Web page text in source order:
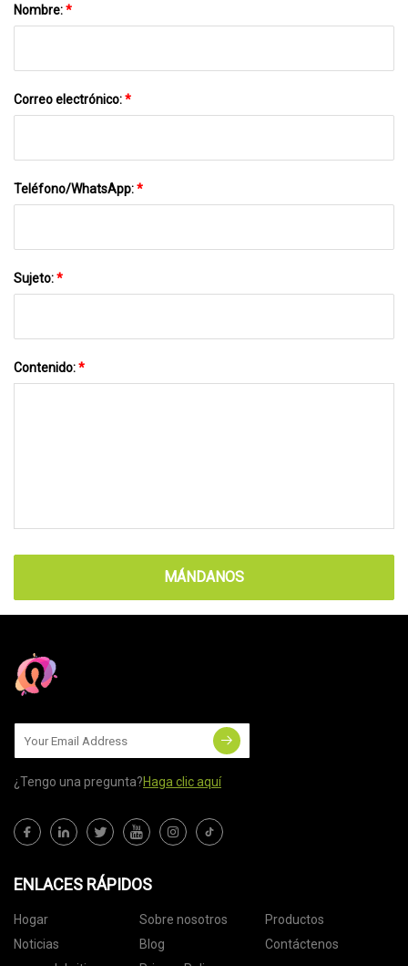
Nombre:*
Correo electrónico:*
Teléfono/WhatsApp:*
Sujeto:*
Contenido:*
MÁNDANOS
¿Tengo una pregunta?Haga clic aquí
ENLACES RÁPIDOS
Hogar Sobre nosotros
Productos
Noticias
Blog
Contáctenos